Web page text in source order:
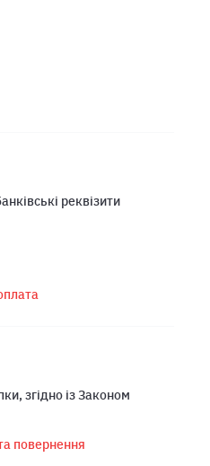
реквізити
згідно із Законом
повернення